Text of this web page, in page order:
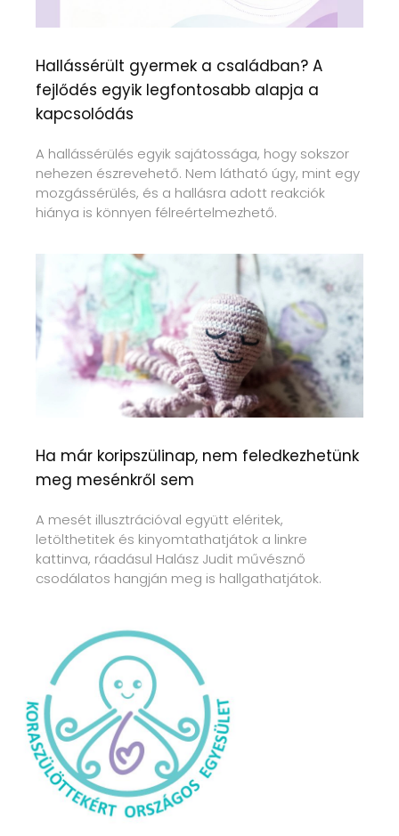
Hallássérült gyermek a családban? A
fejlődés egyik legfontosabb alapja a
kapcsolódás
A hallássérülés egyik sajátossága, hogy sokszor
nehezen észrevehető. Nem látható úgy, mint egy
mozgássérülés, és a hallásra adott reakciók
hiánya is könnyen félreértelmezhető.
Ha már koripszülinap, nem feledkezhetünk
meg mesénkről sem
A mesét illusztrációval együtt eléritek,
letölthetitek és kinyomtathatjátok a linkre
kattinva, ráadásul Halász Judit művésznő
csodálatos hangján meg is hallgathatjátok.